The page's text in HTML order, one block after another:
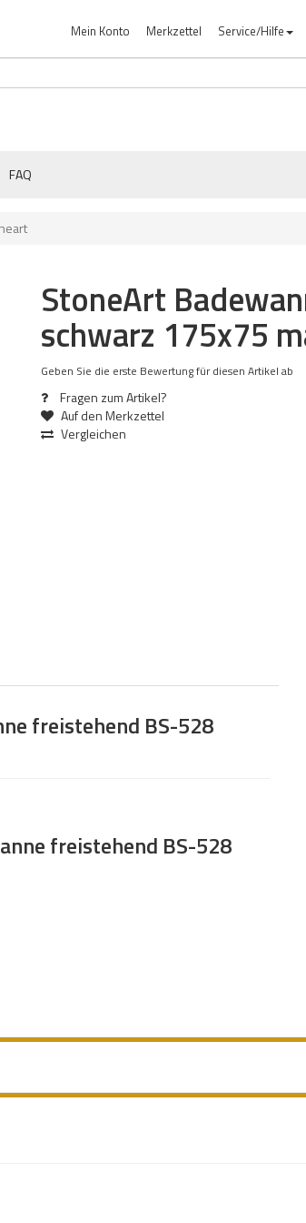
Mein Konto Merkzettel Service/Hilfe
FAQ
StoneArt
schwarz 175x75
Geben Sie die erste Bewertung für diesen Artikel ab
Fragen zum Artikel?
Auf den Merkzettel
Vergleichen
freistehend BS-528
freistehend BS-528